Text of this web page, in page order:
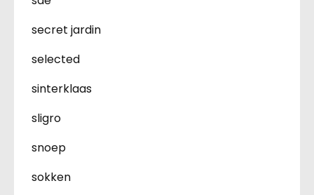
secret jardin
selected
sinterklaas
sligro
snoep
sokken